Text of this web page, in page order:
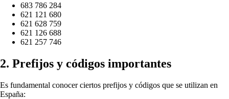
683 786 284
621 121 680
621 628 759
621 126 688
621 257 746
2. Prefijos y códigos importantes
Es fundamental conocer ciertos prefijos y códigos que se utilizan en
España: